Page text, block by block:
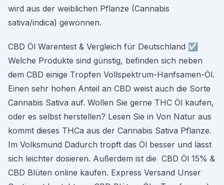
wird aus der weiblichen Pflanze (Cannabis
sativa/indica) gewonnen.
CBD Öl Warentest & Vergleich für Deutschland ☑️
Welche Produkte sind günstig, befinden sich neben
dem CBD einige Tropfen Vollspektrum-Hanfsamen-Öl.
Einen sehr hohen Anteil an CBD weist auch die Sorte
Cannabis Sativa auf. Wollen Sie gerne THC Öl kaufen,
oder es selbst herstellen? Lesen Sie in Von Natur aus
kommt dieses THCa aus der Cannabis Sativa Pflanze.
Im Volksmund Dadurch tropft das Öl besser und lässt
sich leichter dosieren. Außerdem ist die CBD Öl 15% &
CBD Blüten online kaufen. Express Versand Unser